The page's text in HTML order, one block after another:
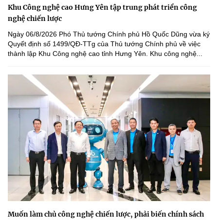
Khu Công nghệ cao Hưng Yên tập trung phát triển công
nghệ chiến lược
Ngày 06/8/2026 Phó Thủ tướng Chính phủ Hồ Quốc Dũng vừa ký
Quyết định số 1499/QĐ-TTg của Thủ tướng Chính phủ về việc
thành lập Khu Công nghệ cao tỉnh Hưng Yên. Khu công nghệ...
Muốn làm chủ công nghệ chiến lược, phải biến chính sách